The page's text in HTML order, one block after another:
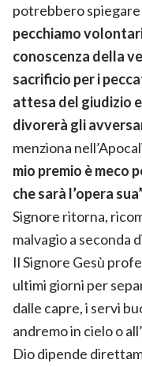
potrebbero
pecchiamo
conoscenza della
sacrificio per i
attesa del giudizio
divorerà gli
menziona
mio premio è meco
che sarà l’opera
Signore ritorna,
malvagio a seconda
Il Signore Gesù
ultimi giorni per
dalle capre, i servi
andremo in cielo o
Diodipende